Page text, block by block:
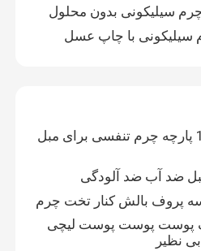
سیلیکونی بدون محلول
سیلیکونی با چاپ عسل
پارچه چرم لیچی 1.2mm پارچه چرم تنفسی برای مبل
ضد آب ضد آلودگی
سه پروف بالش کنار تخت چرم
پوست پوست پوست لیچی
نظیر